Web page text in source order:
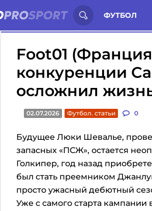
ФУТБОЛ
Иностранцы о спорте России:
Foot01
конкуренции
осложнил
02.07.2026 Футбол. статьи 0
Будущее Люки Шевалье,
запасных «ПСЖ», остается
Голкипер, год назад
был стать преемником
просто ужасный дебютный
Уже с самого старта